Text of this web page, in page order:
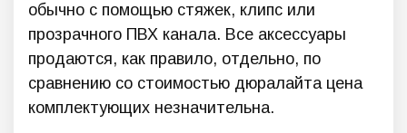
обычно с помощью стяжек, клипс или
прозрачного ПВХ канала. Все аксессуары
продаются, как правило, отдельно, по
сравнению со стоимостью дюралайта цена
комплектующих незначительна.